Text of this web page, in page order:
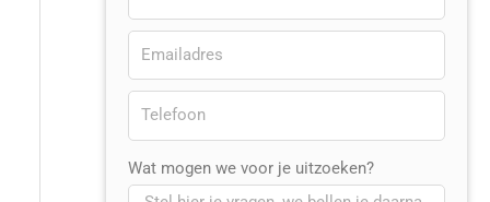
Wat mogen we voor je uitzoeken?